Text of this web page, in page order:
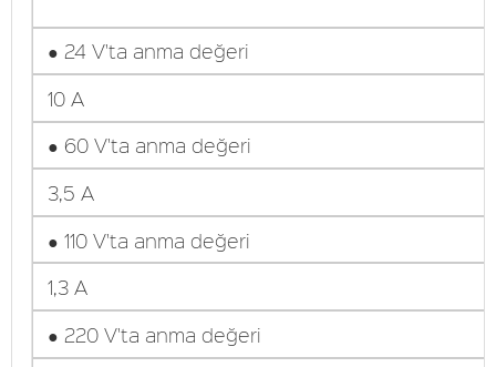
● 24 V'ta anma değeri
10 A
● 60 V'ta anma değeri
3,5 A
● 110 V'ta anma değeri
1,3 A
● 220 V'ta anma değeri